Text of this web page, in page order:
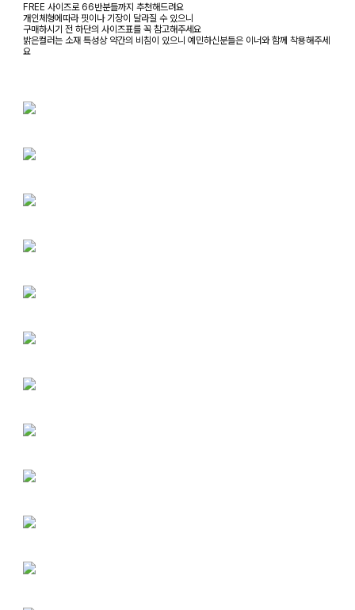
FREE 사이즈로 66반분들까지 추천해드려요
개인체형에따라 핏이나 기장이 달라질 수 있으니
구매하시기 전 하단의 사이즈표를 꼭 참고해주세요
밝은컬러는 소재 특성상 약간의 비침이 있으니 예민하신분들은 이너와 함께 착용해주세
요